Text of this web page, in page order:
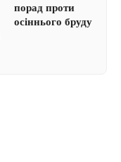
порад проти
осіннього бруду